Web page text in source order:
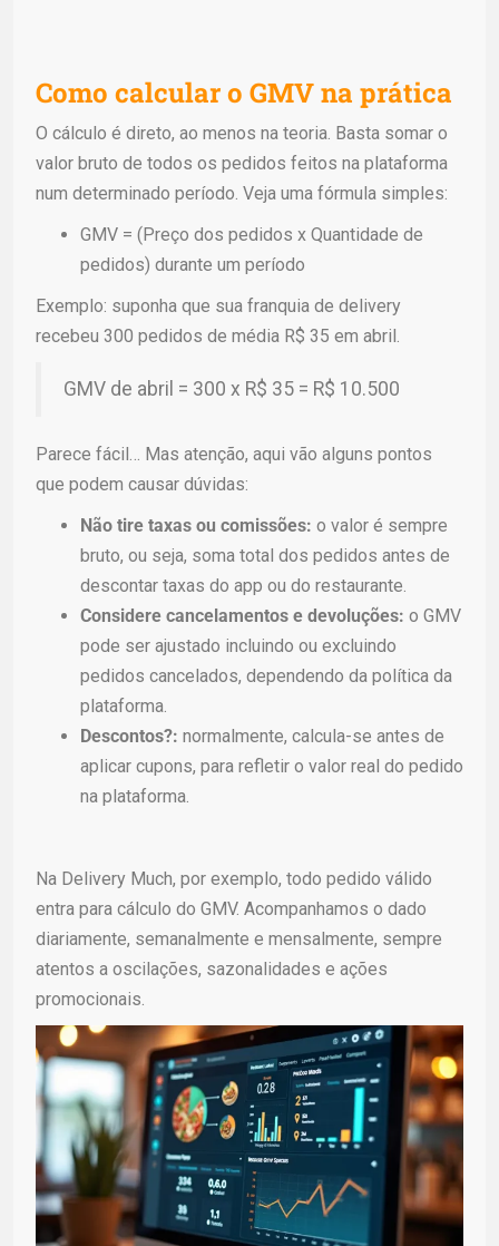
Como calcular o GMV na prática
O cálculo é direto, ao menos na teoria. Basta somar o
valor bruto de todos os pedidos feitos na plataforma
num determinado período. Veja uma fórmula simples:
GMV = (Preço dos pedidos x Quantidade de
pedidos) durante um período
Exemplo: suponha que sua franquia de delivery
recebeu 300 pedidos de média R$ 35 em abril.
GMV de abril = 300 x R$ 35 = R$ 10.500
Parece fácil… Mas atenção, aqui vão alguns pontos
que podem causar dúvidas:
Não tire taxas ou comissões: o valor é sempre
bruto, ou seja, soma total dos pedidos antes de
descontar taxas do app ou do restaurante.
Considere cancelamentos e devoluções: o GMV
pode ser ajustado incluindo ou excluindo
pedidos cancelados, dependendo da política da
plataforma.
Descontos?: normalmente, calcula-se antes de
aplicar cupons, para refletir o valor real do pedido
na plataforma.
Na Delivery Much, por exemplo, todo pedido válido
entra para cálculo do GMV. Acompanhamos o dado
diariamente, semanalmente e mensalmente, sempre
atentos a oscilações, sazonalidades e ações
promocionais.